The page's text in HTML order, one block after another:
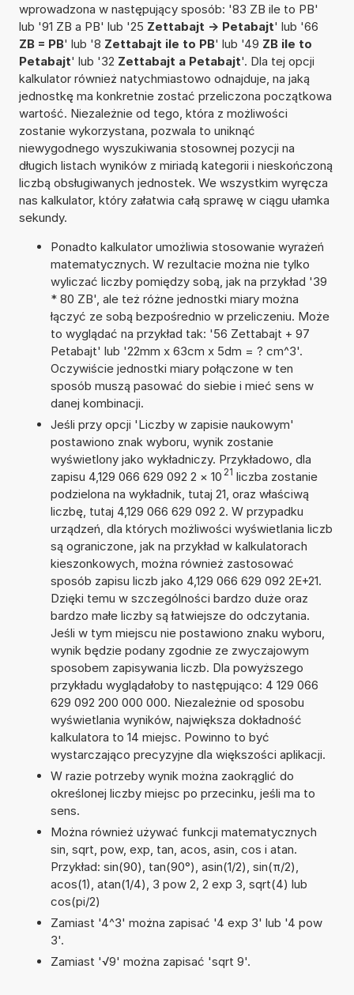
wprowadzona w następujący sposób: '83 ZB ile to PB'
lub '91 ZB a PB' lub '25 Zettabajt -> Petabajt' lub '66
ZB = PB' lub '8 Zettabajt ile to PB' lub '49 ZB ile to
Petabajt' lub '32 Zettabajt a Petabajt'. Dla tej opcji
kalkulator również natychmiastowo odnajduje, na jaką
jednostkę ma konkretnie zostać przeliczona początkowa
wartość. Niezależnie od tego, która z możliwości
zostanie wykorzystana, pozwala to uniknąć
niewygodnego wyszukiwania stosownej pozycji na
długich listach wyników z miriadą kategorii i nieskończoną
liczbą obsługiwanych jednostek. We wszystkim wyręcza
nas kalkulator, który załatwia całą sprawę w ciągu ułamka
sekundy.
Ponadto kalkulator umożliwia stosowanie wyrażeń
matematycznych. W rezultacie można nie tylko
wyliczać liczby pomiędzy sobą, jak na przykład '39
* 80 ZB', ale też różne jednostki miary można
łączyć ze sobą bezpośrednio w przeliczeniu. Może
to wyglądać na przykład tak: '56 Zettabajt + 97
Petabajt' lub '22mm x 63cm x 5dm = ? cm^3'.
Oczywiście jednostki miary połączone w ten
sposób muszą pasować do siebie i mieć sens w
danej kombinacji.
Jeśli przy opcji 'Liczby w zapisie naukowym'
postawiono znak wyboru, wynik zostanie
wyświetlony jako wykładniczy. Przykładowo, dla
zapisu 4,129 066 629 092 2 × 10 21 liczba zostanie
podzielona na wykładnik, tutaj 21, oraz właściwą
liczbę, tutaj 4,129 066 629 092 2. W przypadku
urządzeń, dla których możliwości wyświetlania liczb
są ograniczone, jak na przykład w kalkulatorach
kieszonkowych, można również zastosować
sposób zapisu liczb jako 4,129 066 629 092 2E+21.
Dzięki temu w szczególności bardzo duże oraz
bardzo małe liczby są łatwiejsze do odczytania.
Jeśli w tym miejscu nie postawiono znaku wyboru,
wynik będzie podany zgodnie ze zwyczajowym
sposobem zapisywania liczb. Dla powyższego
przykładu wyglądałoby to następująco: 4 129 066
629 092 200 000 000. Niezależnie od sposobu
wyświetlania wyników, największa dokładność
kalkulatora to 14 miejsc. Powinno to być
wystarczająco precyzyjne dla większości aplikacji.
W razie potrzeby wynik można zaokrąglić do
określonej liczby miejsc po przecinku, jeśli ma to
sens.
Można również używać funkcji matematycznych
sin, sqrt, pow, exp, tan, acos, asin, cos i atan.
Przykład: sin(90), tan(90°), asin(1/2), sin(π/2),
acos(1), atan(1/4), 3 pow 2, 2 exp 3, sqrt(4) lub
cos(pi/2)
Zamiast '4^3' można zapisać '4 exp 3' lub '4 pow
3'.
Zamiast '√9' można zapisać 'sqrt 9'.